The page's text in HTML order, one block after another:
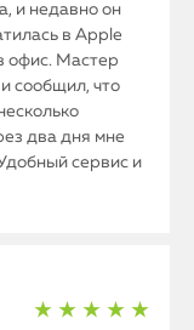
и недавно он
в Apple
офис. Мастер
сообщил, что
два дня мне
сервис и
★ ★ ★ ★ ★